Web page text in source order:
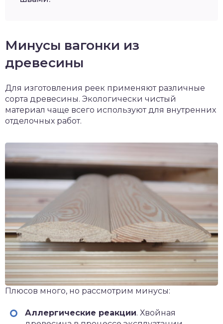
Минусы вагонки из
древесины
Для изготовления реек применяют различные
сорта древесины. Экологически чистый
материал чаще всего используют для внутренних
отделочных работ.
Плюсов много, но рассмотрим минусы:
Аллергические реакции. Хвойная